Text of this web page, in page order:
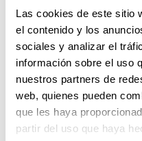
Las cookies de este sitio
el contenido y los
sociales y analizar el
información sobre el uso
nuestros partners de
web, quienes pueden
que les haya
partir del uso que haya
obtenidas las
medicina nuclear las
detallado. Este
que solicitó la
para determinar los
diagnóstico y
Hay que tener en
imágenes, es